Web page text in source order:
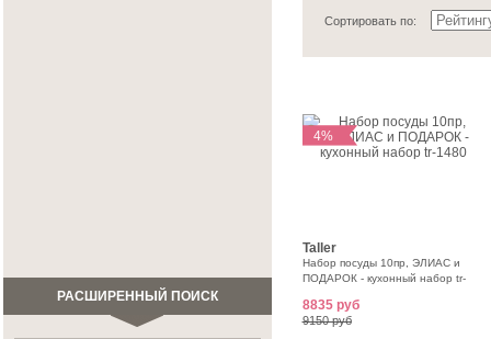
РАСШИРЕННЫЙ ПОИСК
Сортировать по:
4%
Taller
Набор посуды 10пр, ЭЛИАС и
ПОДАРОК - кухонный набор tr-
8835 руб
9150 руб